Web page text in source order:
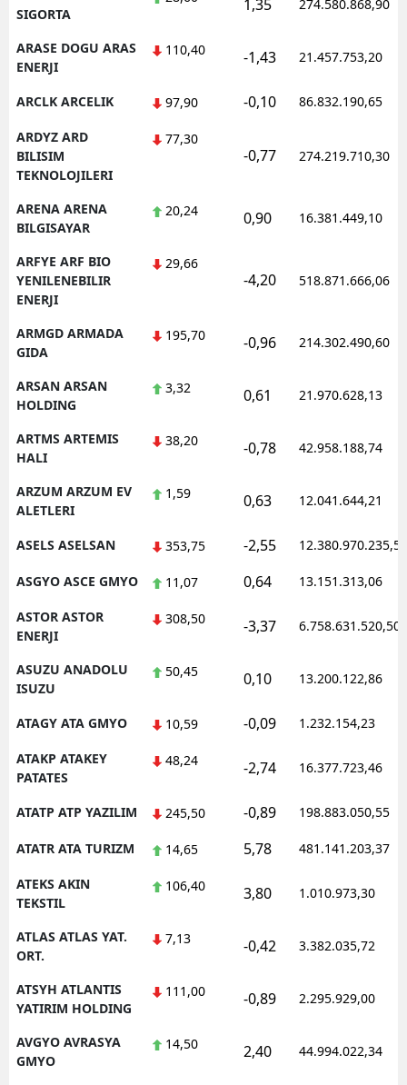
SIGORTA
1,35 274.580.868,90
ARASE DOGU ARAS
ENERJI
110,40 -1,43 21.457.753,20
ARCLK ARCELIK 97,90 -0,10 86.832.190,65
ARDYZ ARD
BILISIM
TEKNOLOJILERI
77,30
-0,77 274.219.710,30
ARENA ARENA
BILGISAYAR
20,24 0,90 16.381.449,10
ARFYE ARF BIO
YENILENEBILIR
ENERJI
29,66
-4,20 518.871.666,06
ARMGD ARMADA
GIDA
195,70 -0,96 214.302.490,60
ARSAN ARSAN
HOLDING
3,32 0,61 21.970.628,13
ARTMS ARTEMIS
HALI
38,20 -0,78 42.958.188,74
ARZUM ARZUM EV
ALETLERI
1,59 0,63 12.041.644,21
ASELS ASELSAN 353,75 -2,55 12.380.970.235,50
ASGYO ASCE GMYO 11,07 0,64 13.151.313,06
ASTOR ASTOR
ENERJI
308,50 -3,37 6.758.631.520,50
ASUZU ANADOLU
ISUZU
50,45 0,10 13.200.122,86
ATAGY ATA GMYO 10,59 -0,09 1.232.154,23
ATAKP ATAKEY
PATATES
48,24 -2,74 16.377.723,46
ATATP ATP YAZILIM 245,50 -0,89 198.883.050,55
ATATR ATA TURIZM 14,65 5,78 481.141.203,37
ATEKS AKIN
TEKSTIL
106,40 3,80 1.010.973,30
ATLAS ATLAS YAT.
ORT.
7,13 -0,42 3.382.035,72
ATSYH ATLANTIS
YATIRIM HOLDING
111,00 -0,89 2.295.929,00
AVGYO AVRASYA
GMYO
14,50 2,40 44.994.022,34